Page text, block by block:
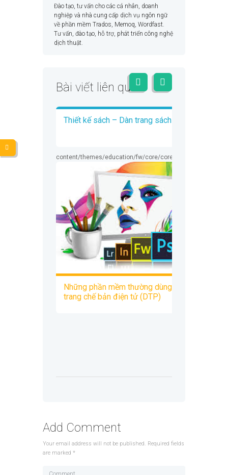
Đào tạo, tư vấn cho các cá nhân, doanh
nghiệp và nhà cung cấp dịch vụ ngôn ngữ
về phần mềm Trados, Memoq, Wordfast.
Tư vấn, đào tạo, hỗ trợ, phát triển công nghệ
dịch thuật.
Bài viết liên quan
Thiết kế sách – Dàn trang sách
content/themes/education/fw/core/core.media.php
Những phần mềm thường dùng thiết kế dàn
trang chế bản điện tử (DTP)
Add Comment
Your email address will not be published. Required fields
are marked *